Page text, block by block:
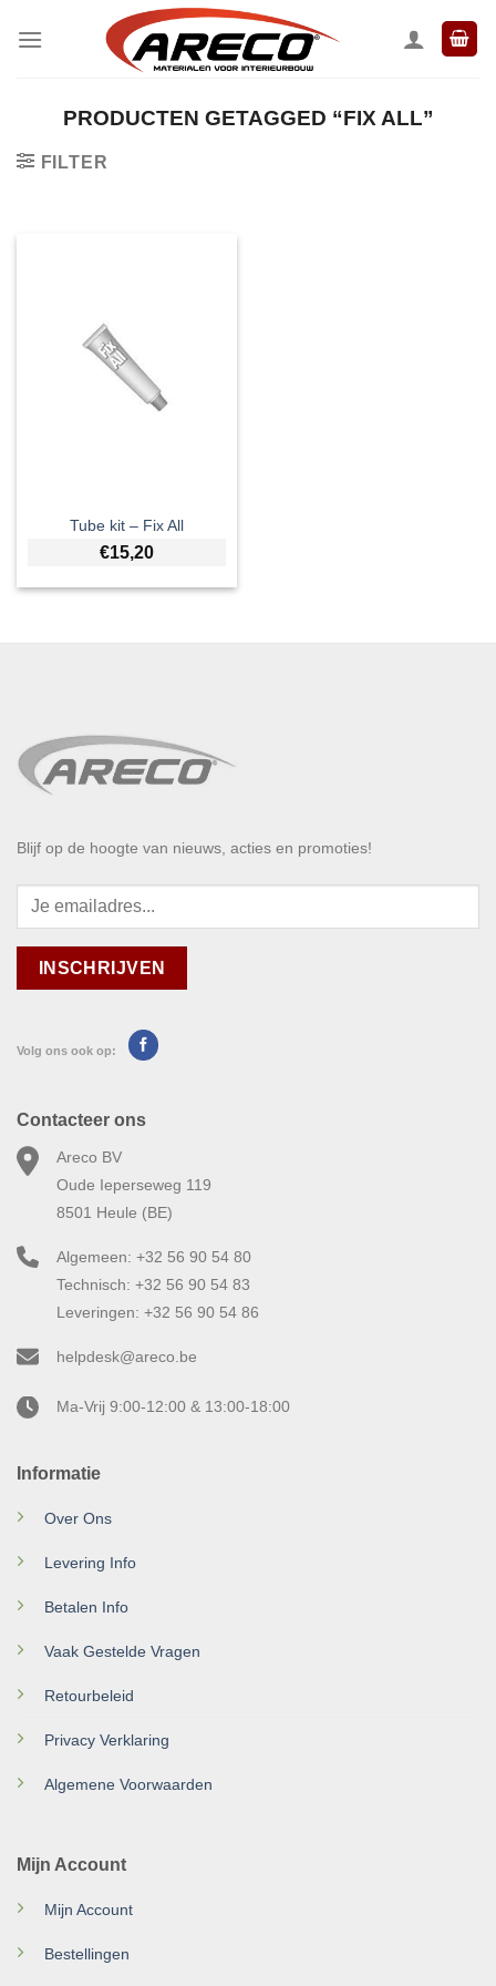
naar
PRODUCTEN GETAGGED “FIX ALL”
FILTER
Tube kit – Fix All
€15,20
Blijf op de hoogte van nieuws, acties en promoties!
Volg ons ook op:
Informatie
Over Ons
Levering Info
Betalen Info
Vaak Gestelde Vragen
Retourbeleid
Privacy Verklaring
Algemene Voorwaarden
Mijn Account
Mijn Account
Bestellingen
Contacteer ons
Areco BV
Oude Ieperseweg 119
8501 Heule (BE)
Algemeen: +32 56 90 54 80
Technisch: +32 56 90 54 83
Leveringen: +32 56 90 54 86
helpdesk@areco.be
Ma-Vrij 9:00-12:00 & 13:00-18:00